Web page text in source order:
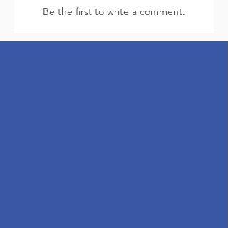
Be the first to write a comment.